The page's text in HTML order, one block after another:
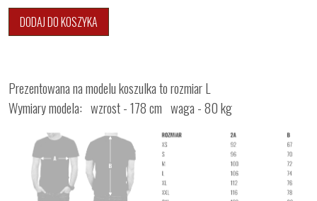
DODAJ DO KOSZYKA
Prezentowana na modelu koszulka to rozmiar L
Wymiary modela: wzrost - 178 cm waga - 80 kg